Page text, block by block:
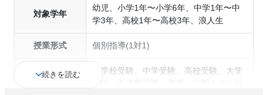
対象学年
幼児、小学1年〜小学6年、中学1年〜中
学3年、高校1年〜高校3年、浪人生
授業形式 個別指導(1対1)
小学校受験、中学受験、高校受験、大学
続きを読む